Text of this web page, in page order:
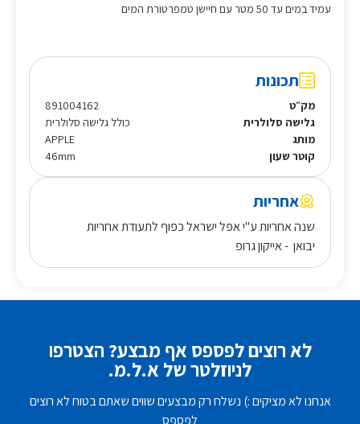
עמיד במים עד 50 מטר עם חיישן טמפרטורת המים
תכונות
מק״ט
891004162
גלישה סלולרית
כולל גלישה סלולרית
מותג
APPLE
קוטר שעון
46mm
אחריות
שנה אחריות ע"י אפל ישראל כפוף לתעודת אחריות
יבואן - אייקון גרופ
לא רוצים לפספס אף מבצע? הצטרפו
לניוזלטר של א.ל.מ.
אנחנו לא מציקים :) נשלח רק מבצעים שווים שאתם בטוח לא רוצים
לפספס